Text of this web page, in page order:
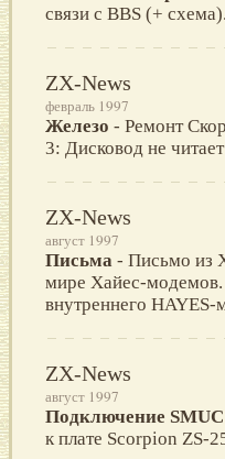
связи с BBS (+ схема).
ZX-News
февраль 1997
Железо - Ремонт
3: Дисковод не
ZX-News
август 1997
Письма - Письмо из
мире Хайес-
внутреннего HAYES-
ZX-News
август 1997
Подключение SMUC
к плате Scorpion ZS-